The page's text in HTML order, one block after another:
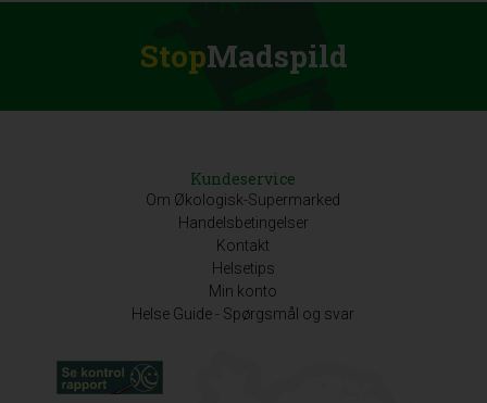
StopMadspild
Kundeservice
Om Økologisk-Supermarked
Handelsbetingelser
Kontakt
Helsetips
Min konto
Helse Guide - Spørgsmål og svar